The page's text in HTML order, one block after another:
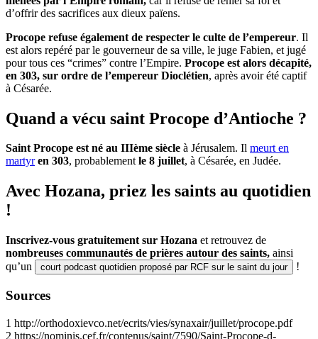
d’offrir des sacrifices aux dieux païens.
Procope refuse également de respecter le culte de l’empereur. Il
est alors repéré par le gouverneur de sa ville, le juge Fabien, et jugé
pour tous ces “crimes” contre l’Empire. Procope est alors décapité,
en 303, sur ordre de l’empereur Dioclétien, après avoir été captif
à Césarée.
Quand a vécu saint Procope d’Antioche ?
Saint Procope est né au IIIème siècle à Jérusalem. Il meurt en
martyr en 303, probablementle 8 juillet, à Césarée, en Judée.
Avec Hozana, priez les saints au quotidien
!
Inscrivez-vous gratuitement sur Hozana et retrouvez de
nombreuses communautés de prières autour des saints, ainsi
qu’un
court podcast quotidien proposé par RCF sur le saint du jour !
Sources
1 http://orthodoxievco.net/ecrits/vies/synaxair/juillet/procope.pdf
2 https://nominis.cef.fr/contenus/saint/7590/Saint-Procope-d-